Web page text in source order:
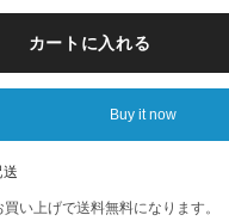
ン
ド
旗
皿
9.5cm
カートに入れる
Buy it now
い上げで送料無料になります。